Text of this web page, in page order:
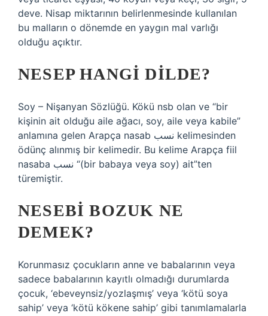
deve. Nisap miktarının belirlenmesinde kullanılan
bu malların o dönemde en yaygın mal varlığı
olduğu açıktır.
NESEP HANGI DILDE?
Soy – Nişanyan Sözlüğü. Kökü nsb olan ve “bir
kişinin ait olduğu aile ağacı, soy, aile veya kabile”
anlamına gelen Arapça nasab نسب kelimesinden
ödünç alınmış bir kelimedir. Bu kelime Arapça fiil
nasaba نسب “(bir babaya veya soy) ait”ten
türemiştir.
NESEBI BOZUK NE
DEMEK?
Korunmasız çocukların anne ve babalarının veya
sadece babalarının kayıtlı olmadığı durumlarda
çocuk, ‘ebeveynsiz/yozlaşmış’ veya ‘kötü soya
sahip’ veya ‘kötü kökene sahip’ gibi tanımlamalarla